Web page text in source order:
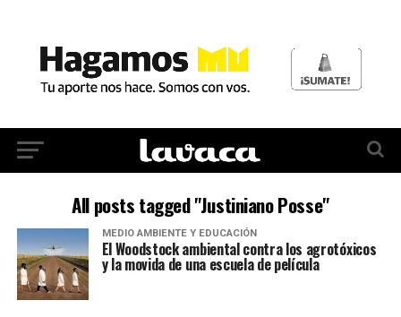
All posts tagged "Justiniano Posse"
MEDIO AMBIENTE Y EDUCACIÓN
El Woodstock ambiental contra los agrotóxicos
y la movida de una escuela de película